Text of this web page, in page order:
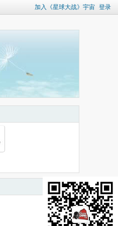
加入《星球大战》宇宙 登录